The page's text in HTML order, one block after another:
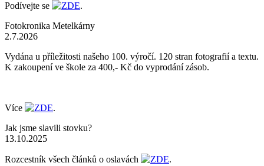
Podívejte se ZDE.
Fotokronika Metelkárny
2.7.2026
Vydána u příležitosti našeho 100. výročí. 120 stran fotografií a textu.
K zakoupení ve škole za 400,- Kč do vyprodání zásob.
Více ZDE.
Jak jsme slavili stovku?
13.10.2025
Rozcestník všech článků o oslavách ZDE.